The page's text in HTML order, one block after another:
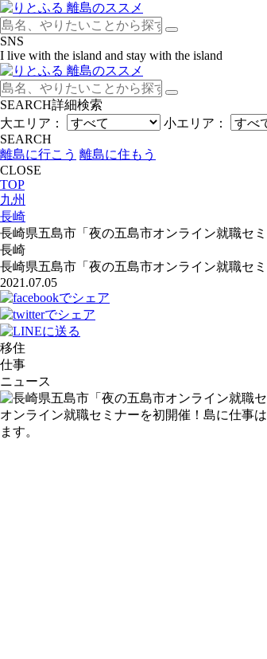
SNS
I live with the island and stay with the island
SEARCH詳細検索
大エリア：
小エリア：
SEARCH
離島に行こう 離島に住もう
CLOSE
TOP
九州
長崎
長崎県五島市「夜の五島市オンライン就職セ
長崎
長崎県五島市「夜の五島市オンライン就職セ
2021.07.05
移住
仕事
ニュース
オンライン就職セミナーを初開催！島に仕事
ます。